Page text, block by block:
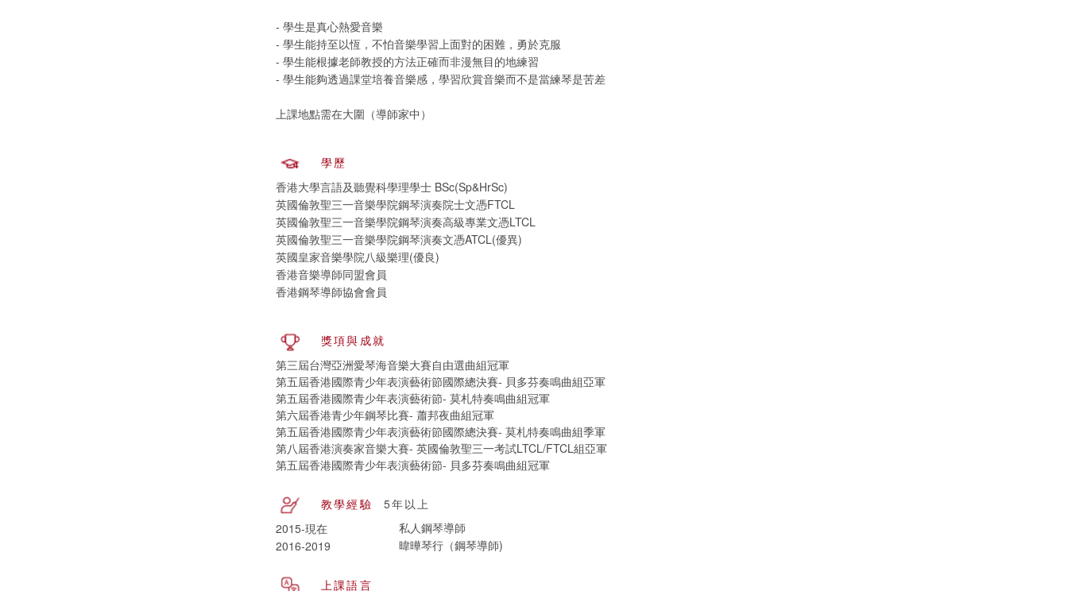
- 學生是真心熱愛音樂
- 學生能持至以恆，不怕音樂學習上面對的困難，勇於克服
- 學生能根據老師教授的方法正確而非漫無目的地練習
- 學生能夠透過課堂培養音樂感，學習欣賞音樂而不是當練琴是苦差
上課地點需在大圍（導師家中）
學歷
香港大學言語及聽覺科學理學士 BSc(Sp&HrSc)
英國倫敦聖三一音樂學院鋼琴演奏院士文憑FTCL
英國倫敦聖三一音樂學院鋼琴演奏高級專業文憑LTCL
英國倫敦聖三一音樂學院鋼琴演奏文憑ATCL(優異)
英國皇家音樂學院八級樂理(優良)
香港音樂導師同盟會員
香港鋼琴導師協會會員
獎項與成就
第三屆台灣亞洲愛琴海音樂大賽自由選曲組冠軍
第五屆香港國際青少年表演藝術節國際總決賽- 貝多芬奏鳴曲組亞軍
第五屆香港國際青少年表演藝術節- 莫札特奏鳴曲組冠軍
第六屆香港青少年鋼琴比賽- 蕭邦夜曲組冠軍
第五屆香港國際青少年表演藝術節國際總決賽- 莫札特奏鳴曲組季軍
第八屆香港演奏家音樂大賽- 英國倫敦聖三一考試LTCL/FTCL組亞軍
第五屆香港國際青少年表演藝術節- 貝多芬奏鳴曲組冠軍
教學經驗
5年以上
2015-現在
私人鋼琴導師
2016-2019
暐曄琴行（鋼琴導師)
上課語言